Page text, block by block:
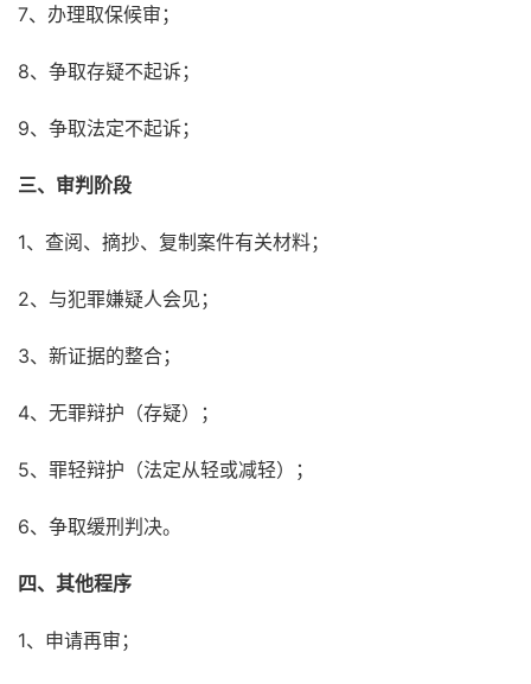
7、办理取保候审；
8、争取存疑不起诉；
9、争取法定不起诉；
三、审判阶段
1、查阅、摘抄、复制案件有关材料；
2、与犯罪嫌疑人会见；
3、新证据的整合；
4、无罪辩护（存疑）；
5、罪轻辩护（法定从轻或减轻）；
6、争取缓刑判决。
四、其他程序
1、申请再审；